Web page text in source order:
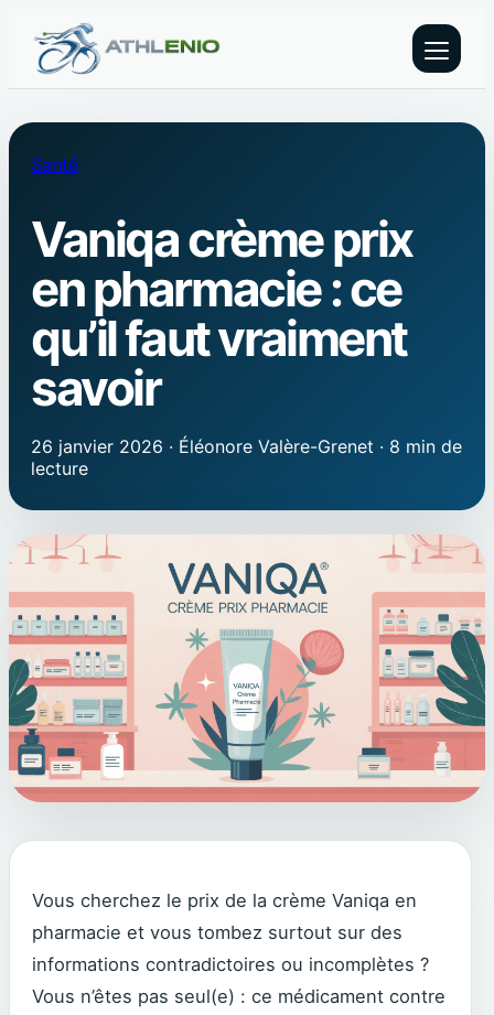
Santé
Vaniqa crème prix
en pharmacie : ce
qu’il faut vraiment
savoir
26 janvier 2026 · Éléonore Valère-Grenet · 8 min de
lecture
Vous cherchez le prix de la crème Vaniqa en
pharmacie et vous tombez surtout sur des
informations contradictoires ou incomplètes ?
Vous n’êtes pas seul(e) : ce médicament contre